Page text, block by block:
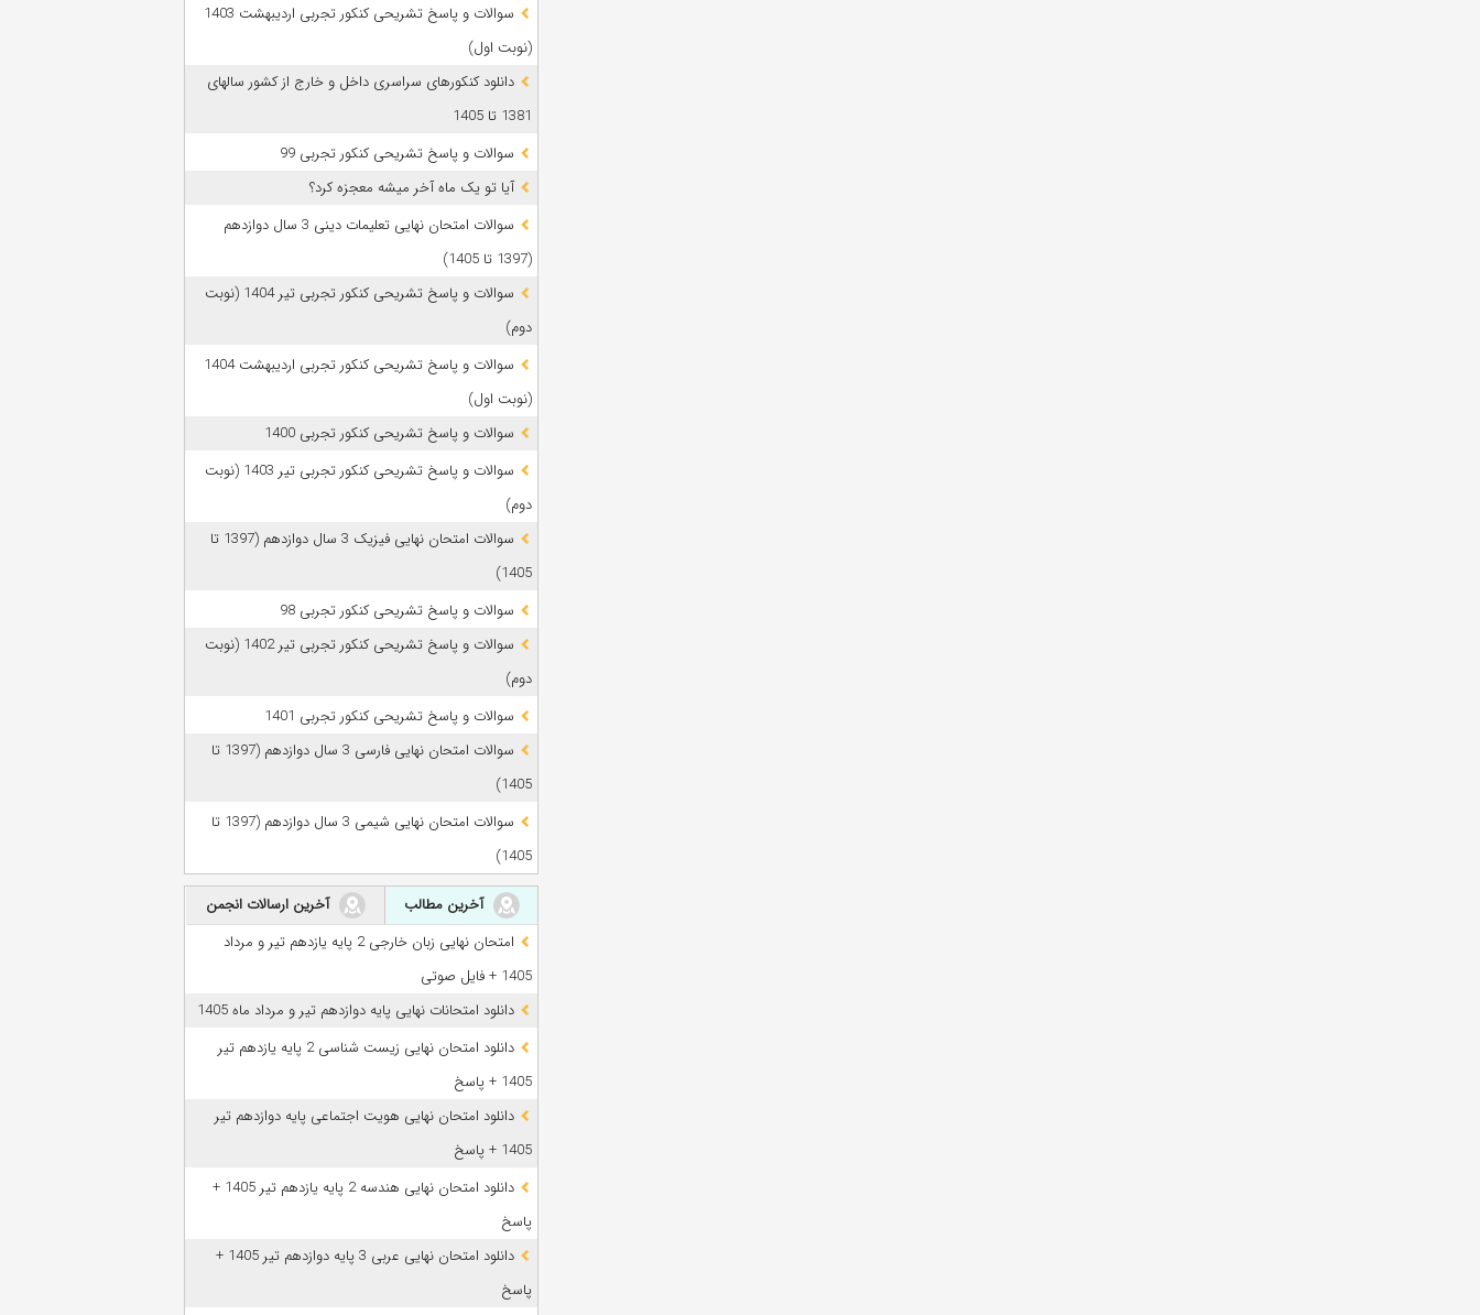
سوالات و پاسخ تشریحی کنکور تجربی اردیبهشت 1403
(نوبت اول)
دانلود کنکورهای سراسری داخل و خارج از کشور سالهای
1381 تا 1405
سوالات و پاسخ تشریحی کنکور تجربی 99
آیا تو یک ماه آخر میشه معجزه کرد؟
سوالات امتحان نهایی تعلیمات دینی 3 سال دوازدهم
(1397 تا 1405)
سوالات و پاسخ تشریحی کنکور تجربی تیر 1404 (نوبت
دوم)
سوالات و پاسخ تشریحی کنکور تجربی اردیبهشت 1404
(نوبت اول)
سوالات و پاسخ تشریحی کنکور تجربی 1400
سوالات و پاسخ تشریحی کنکور تجربی تیر 1403 (نوبت
دوم)
سوالات امتحان نهایی فیزیک 3 سال دوازدهم (1397 تا
1405)
سوالات و پاسخ تشریحی کنکور تجربی 98
سوالات و پاسخ تشریحی کنکور تجربی تیر 1402 (نوبت
دوم)
سوالات و پاسخ تشریحی کنکور تجربی 1401
سوالات امتحان نهایی فارسی 3 سال دوازدهم (1397 تا
1405)
سوالات امتحان نهایی شیمی 3 سال دوازدهم (1397 تا
1405)
آخرین مطالب
آخرین ارسالات انجمن
امتحان نهایی زبان خارجی 2 پایه یازدهم تیر و مرداد
1405 + فایل صوتی
دانلود امتحانات نهایی پایه دوازدهم تیر و مرداد ماه 1405
دانلود امتحان نهایی زیست شناسی 2 پایه یازدهم تیر
1405 + پاسخ
دانلود امتحان نهایی هویت اجتماعی پایه دوازدهم تیر
1405 + پاسخ
دانلود امتحان نهایی هندسه 2 پایه یازدهم تیر 1405 +
پاسخ
دانلود امتحان نهایی عربی 3 پایه دوازدهم تیر 1405 +
پاسخ